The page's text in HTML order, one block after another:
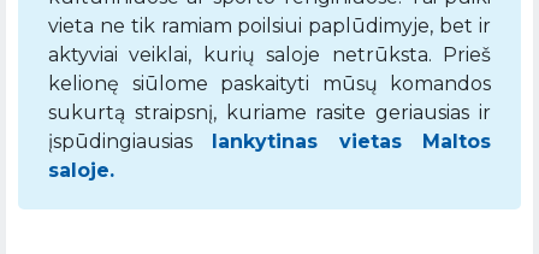
vieta ne tik ramiam poilsiui paplūdimyje, bet ir
aktyviai veiklai, kurių saloje netrūksta. Prieš
kelionę siūlome paskaityti mūsų komandos
sukurtą straipsnį, kuriame rasite geriausias ir
įspūdingiausias lankytinas vietas Maltos
saloje.